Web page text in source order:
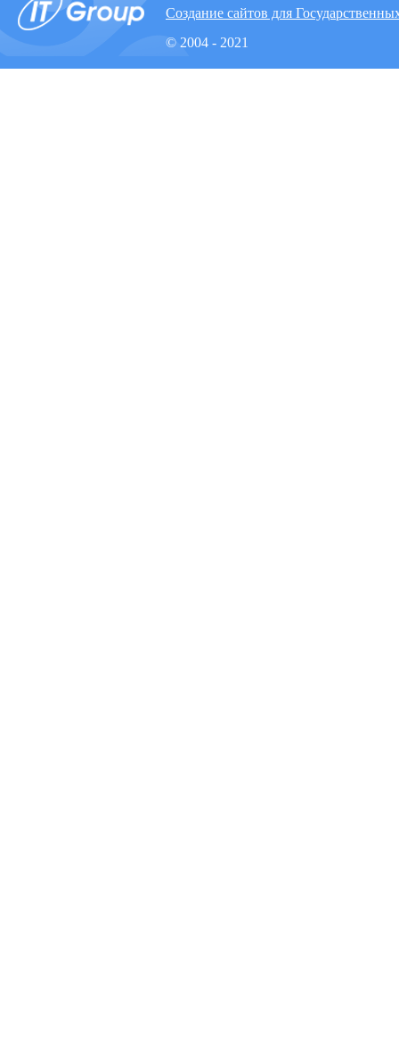
Создание сайтов для
© 2004 - 2021